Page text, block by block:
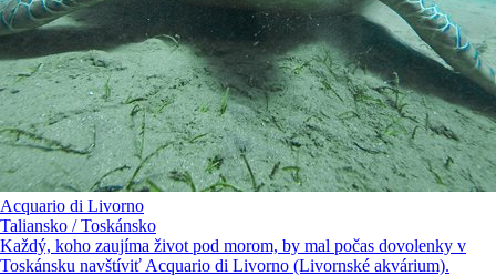
Acquario di Livorno
Taliansko / Toskánsko
Každý, koho zaujíma život pod morom, by mal počas dovolenky v
Toskánsku navštíviť Acquario di Livorno (Livornské akvárium).